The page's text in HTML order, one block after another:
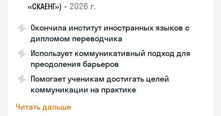
«СКАЕНГ») • 2026 г.
Окончила институт иностранных языков с
дипломом переводчика
Использует коммуникативный подход для
преодоления барьеров
Помогает ученикам достигать целей
коммуникации на практике
Читать дальше